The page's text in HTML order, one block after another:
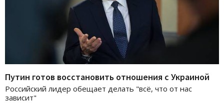
Путин готов восстановить отношения с Украиной
Российский лидер обещает делать "всё, что от нас
зависит"